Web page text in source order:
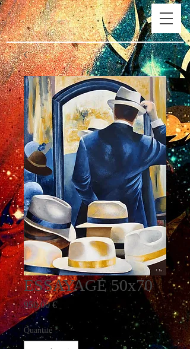
ESSAYAGE 50x70
950,00 €Prix
Quantité *